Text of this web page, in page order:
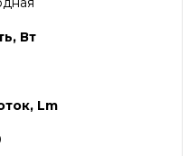
Вт
Lm